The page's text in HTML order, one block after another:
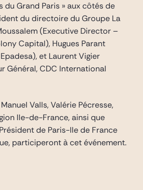
du Grand Paris » aux côtés de
du directoire du Groupe La
(Executive Director –
Capital), Hugues Parant
et Laurent Vigier
Général, CDC International
Valls, Valérie Pécresse,
Ile-de-France, ainsi que
de Paris-Ile de France
participeront à cet événement.